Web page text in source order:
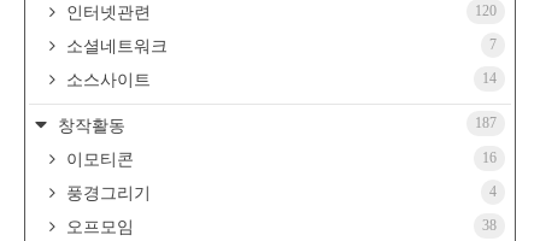
인터넷관련 120
소셜네트워크 7
소스사이트 14
창작활동 187
이모티콘 16
풍경그리기 4
오프모임 38